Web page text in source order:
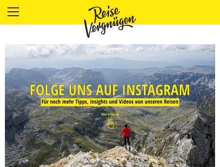
LÄNDER
UNTERKÜNFTE
FOOD
PLANUNG
OUTDOOR